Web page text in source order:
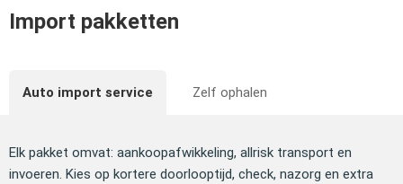
Import pakketten
Auto import service Zelf ophalen
Elk pakket omvat: aankoopafwikkeling, allrisk transport en
invoeren. Kies op kortere doorlooptijd, check, nazorg en extra